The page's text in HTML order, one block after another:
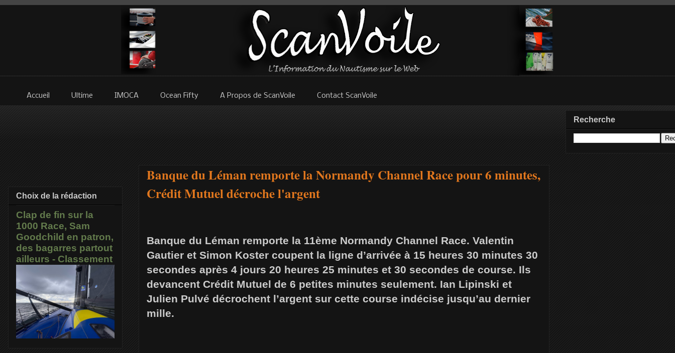
Accueil Ultime IMOCA Ocean Fifty A Propos de ScanVoile Contact ScanVoile
Banque du Léman remporte la Normandy Channel Race pour 6 minutes,
Crédit Mutuel décroche l'argent
Banque du Léman remporte la 11ème Normandy Channel Race. Valentin
Gautier et Simon Koster coupent la ligne d’arrivée à 15 heures 30 minutes 30
secondes après 4 jours 20 heures 25 minutes et 30 secondes de course. Ils
devancent Crédit Mutuel de 6 petites minutes seulement. Ian Lipinski et
Julien Pulvé décrochent l’argent sur cette course indécise jusqu’au dernier
mille.
Choix de la rédaction
Clap de fin sur la
1000 Race, Sam
Goodchild en patron,
des bagarres partout
ailleurs - Classement
Recherche